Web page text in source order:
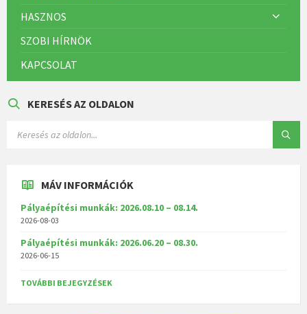
HASZNOS
SZOBI HÍRNÖK
KAPCSOLAT
KERESÉS AZ OLDALON
MÁV INFORMÁCIÓK
Pályaépítési munkák: 2026.08.10 – 08.14.
2026-08-03
Pályaépítési munkák: 2026.06.20 – 08.30.
2026-06-15
TOVÁBBI BEJEGYZÉSEK